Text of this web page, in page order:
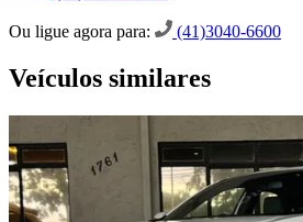
Ou ligue agora para: (41)3040-6600
Veículos similares